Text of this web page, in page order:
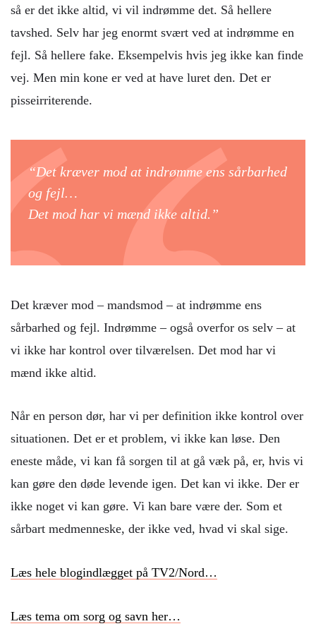
så er det ikke altid, vi vil indrømme det. Så hellere
tavshed. Selv har jeg enormt svært ved at indrømme en
fejl. Så hellere fake. Eksempelvis hvis jeg ikke kan finde
vej. Men min kone er ved at have luret den. Det er
pisseirriterende.
“Det kræver mod at indrømme ens sårbarhed
og fejl…
Det mod har vi mænd ikke altid.”
Det kræver mod – mandsmod – at indrømme ens
sårbarhed og fejl. Indrømme – også overfor os selv – at
vi ikke har kontrol over tilværelsen. Det mod har vi
mænd ikke altid.
Når en person dør, har vi per definition ikke kontrol over
situationen. Det er et problem, vi ikke kan løse. Den
eneste måde, vi kan få sorgen til at gå væk på, er, hvis vi
kan gøre den døde levende igen. Det kan vi ikke. Der er
ikke noget vi kan gøre. Vi kan bare være der. Som et
sårbart medmenneske, der ikke ved, hvad vi skal sige.
Læs hele blogindlægget på TV2/Nord…
Læs tema om sorg og savn her…